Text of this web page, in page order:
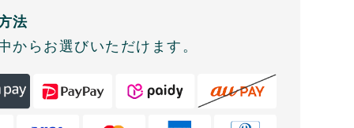
法
からお選びいただけます。